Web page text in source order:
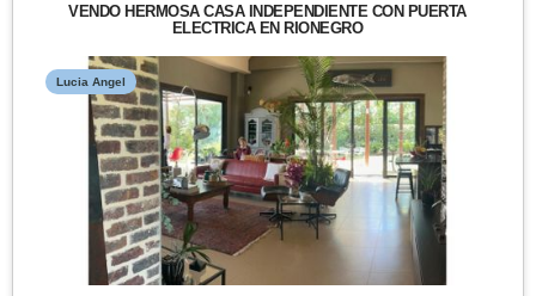
VENDO HERMOSA CASA INDEPENDIENTE CON PUERTA
ELECTRICA EN RIONEGRO
Lucia Angel